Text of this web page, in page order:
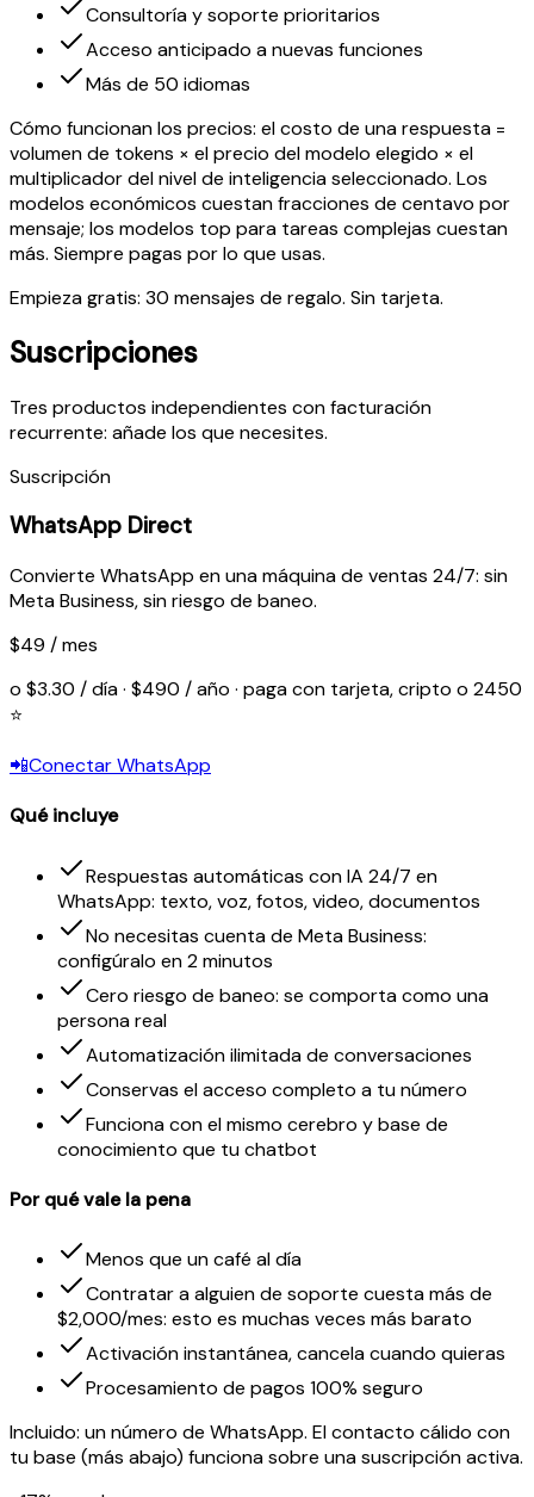
Consultoría y soporte prioritarios
Acceso anticipado a nuevas funciones
Más de 50 idiomas
Cómo funcionan los precios: el costo de una respuesta =
volumen de tokens × el precio del modelo elegido × el
multiplicador del nivel de inteligencia seleccionado. Los
modelos económicos cuestan fracciones de centavo por
mensaje; los modelos top para tareas complejas cuestan
más. Siempre pagas por lo que usas.
Empieza gratis: 30 mensajes de regalo. Sin tarjeta.
Suscripciones
Tres productos independientes con facturación
recurrente: añade los que necesites.
Suscripción
WhatsApp Direct
Convierte WhatsApp en una máquina de ventas 24/7: sin
Meta Business, sin riesgo de baneo.
$49 / mes
o $3.30 / día · $490 / año · paga con tarjeta, cripto o 2450
⭐
📲Conectar WhatsApp
Qué incluye
Respuestas automáticas con IA 24/7 en
WhatsApp: texto, voz, fotos, video, documentos
No necesitas cuenta de Meta Business:
configúralo en 2 minutos
Cero riesgo de baneo: se comporta como una
persona real
Automatización ilimitada de conversaciones
Conservas el acceso completo a tu número
Funciona con el mismo cerebro y base de
conocimiento que tu chatbot
Por qué vale la pena
Menos que un café al día
Contratar a alguien de soporte cuesta más de
$2,000/mes: esto es muchas veces más barato
Activación instantánea, cancela cuando quieras
Procesamiento de pagos 100% seguro
Incluido: un número de WhatsApp. El contacto cálido con
tu base (más abajo) funciona sobre una suscripción activa.